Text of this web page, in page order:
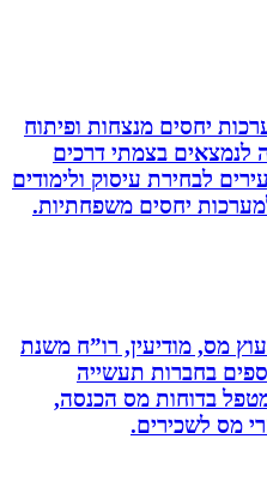
יחסים מנצחות ופיתוח
בצמתי דרכים
לבחירת עיסוק ולימודים
יחסים משפחתיות.
מודיעין, רו”ח משנת
בחברות תעשייה
בדוחות מס הכנסה,
לשכירים.